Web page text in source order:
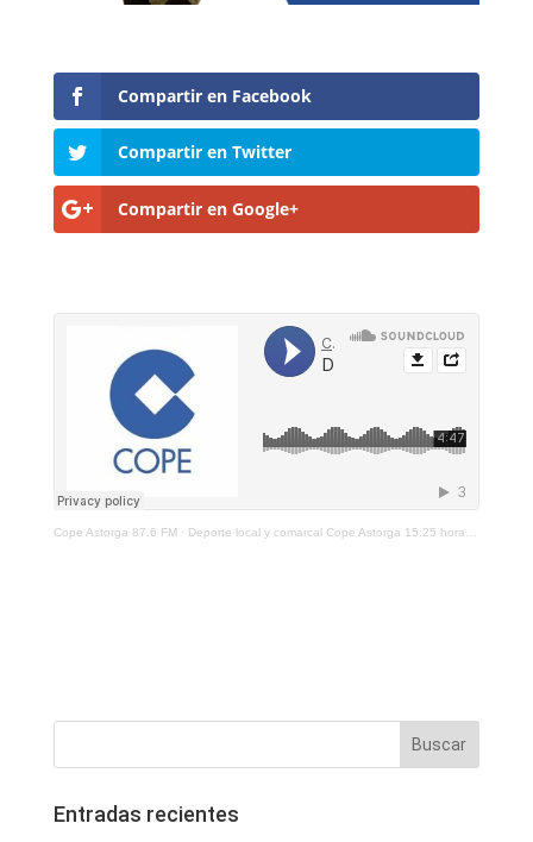
Compartir en Facebook
Compartir en Twitter
Compartir en Google+
Cope Astorga 87.6 FM· Deporte local y comarcal Cope Astorga 15.25 horas 9 de abril de 2021
Entradas recientes